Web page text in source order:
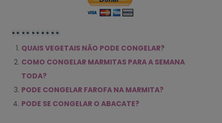
QUAIS VEGETAIS NÃO PODE CONGELAR?
COMO CONGELAR MARMITAS PARA A SEMANA
TODA?
PODE CONGELAR FAROFA NA MARMITA?
PODE SE CONGELAR O ABACATE?